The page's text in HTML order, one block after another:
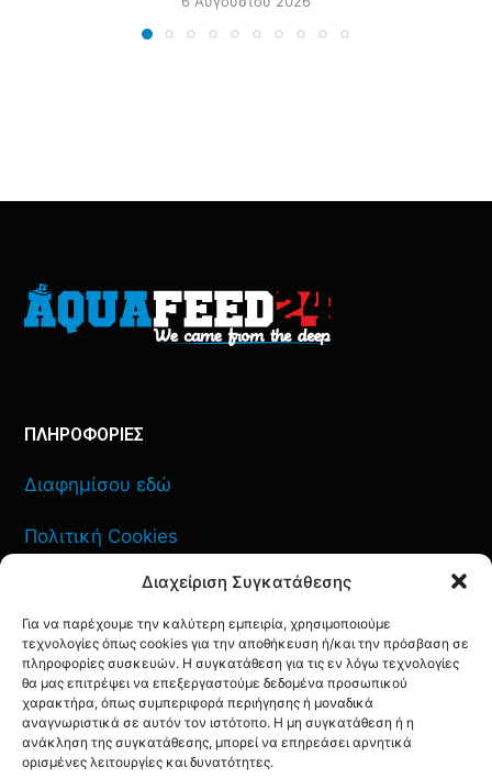
Διαχείριση Συγκατάθεσης
Για να παρέχουμε την καλύτερη εμπειρία, χρησιμοποιούμε
τεχνολογίες όπως cookies για την αποθήκευση ή/και την πρόσβαση σε
πληροφορίες συσκευών. Η συγκατάθεση για τις εν λόγω τεχνολογίες
θα μας επιτρέψει να επεξεργαστούμε δεδομένα προσωπικού
χαρακτήρα, όπως συμπεριφορά περιήγησης ή μοναδικά
αναγνωριστικά σε αυτόν τον ιστότοπο. Η μη συγκατάθεση ή η
ανάκληση της συγκατάθεσης, μπορεί να επηρεάσει αρνητικά
ορισμένες λειτουργίες και δυνατότητες.
ΠΛΗΡΟΦΟΡΙΕΣ
Διαφημίσου εδώ
Πολιτική Cookies
Πολιτική Απορρήτου
ΕΠΙΚΟΙΝΩΝΙΑ